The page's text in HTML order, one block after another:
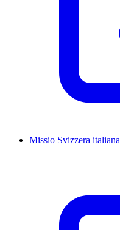
Missio Svizzera italiana